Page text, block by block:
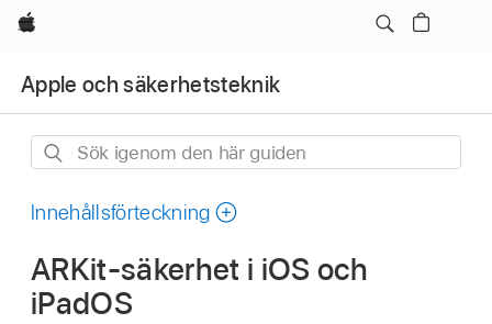
Apple
Apple och säkerhetsteknik
Sök
den
guiden
Innehållsförteckning
ARKit-säkerhet i iOS och
iPadOS